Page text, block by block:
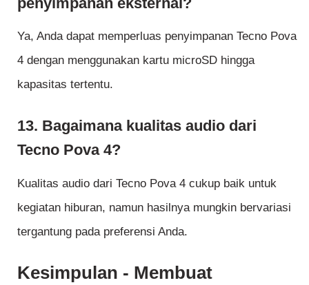
Ya, Anda dapat memperluas penyimpanan Tecno Pova
4 dengan menggunakan kartu microSD hingga
kapasitas tertentu.
13. Bagaimana kualitas audio dari
Tecno Pova 4?
Kualitas audio dari Tecno Pova 4 cukup baik untuk
kegiatan hiburan, namun hasilnya mungkin bervariasi
tergantung pada preferensi Anda.
Kesimpulan - Membuat